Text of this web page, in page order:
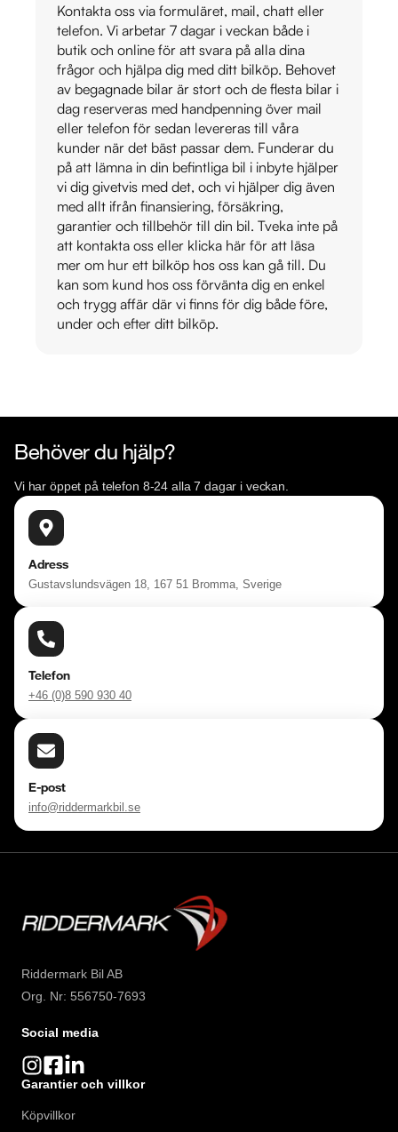
Kontakta oss via formuläret, mail, chatt eller
telefon. Vi arbetar 7 dagar i veckan både i
butik och online för att svara på alla dina
frågor och hjälpa dig med ditt bilköp. Behovet
av begagnade bilar är stort och de flesta bilar i
dag reserveras med handpenning över mail
eller telefon för sedan levereras till våra
kunder när det bäst passar dem. Funderar du
på att lämna in din befintliga bil i inbyte hjälper
vi dig givetvis med det, och vi hjälper dig även
med allt ifrån finansiering, försäkring,
garantier och tillbehör till din bil. Tveka inte på
att kontakta oss eller klicka här för att läsa
mer om hur ett bilköp hos oss kan gå till. Du
kan som kund hos oss förvänta dig en enkel
och trygg affär där vi finns för dig både före,
under och efter ditt bilköp.
Behöver du hjälp?
Vi har öppet på telefon 8-24 alla 7 dagar i veckan.
Adress
Gustavslundsvägen 18, 167 51 Bromma, Sverige
Telefon
+46 (0)8 590 930 40
E-post
info@riddermarkbil.se
Riddermark Bil AB
Org. Nr: 556750-7693
Social media
Garantier och villkor
Köpvillkor